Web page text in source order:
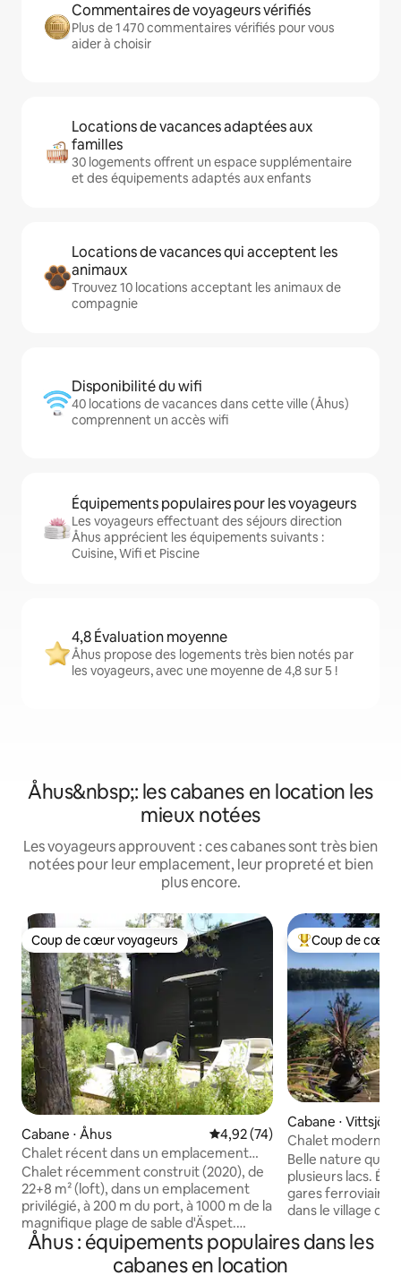
Commentaires de voyageurs vérifiés
Plus de 1 470 commentaires vérifiés pour vous
aider à choisir
Locations de vacances adaptées aux
familles
30 logements offrent un espace supplémentaire
et des équipements adaptés aux enfants
Locations de vacances qui acceptent les
animaux
Trouvez 10 locations acceptant les animaux de
compagnie
Disponibilité du wifi
40 locations de vacances dans cette ville (Åhus)
comprennent un accès wifi
Équipements populaires pour les voyageurs
Les voyageurs effectuant des séjours direction
Åhus apprécient les équipements suivants :
Cuisine, Wifi et Piscine
4,8 Évaluation moyenne
Åhus propose des logements très bien notés par
les voyageurs, avec une moyenne de 4,8 sur 5 !
Åhus&nbsp;: les cabanes en location les
mieux notées
Les voyageurs approuvent : ces cabanes sont très bien
notées pour leur emplacement, leur propreté et bien
plus encore.
Coup de cœur voyageurs
Coup de cœur voyageurs
Cabane ⋅ Åhus Évaluation moyenne sur la
4,92 (74)
Chalet récent dans un emplacement
privilégié, Åhus Äspet
Chalet récemment construit (2020), de
22+8 m² (loft), dans un emplacement
privilégié, à 200 m du port, à 1000 m de la
magnifique plage de sable d'Äspet.
Nouvelle cuisine (2024) : four combiné
(four/micro-ondes), plaque de cuisson,
réfrigérateur avec compartiment
Coups de cœur
Coup de cœur
Cabane ⋅ Vittsjö
Chalet moderne
Belle nature
plusieurs lacs.
gares ferroviaire
dans le village de
kayaks et à la
Åhus : équipements populaires dans les
cabanes en location